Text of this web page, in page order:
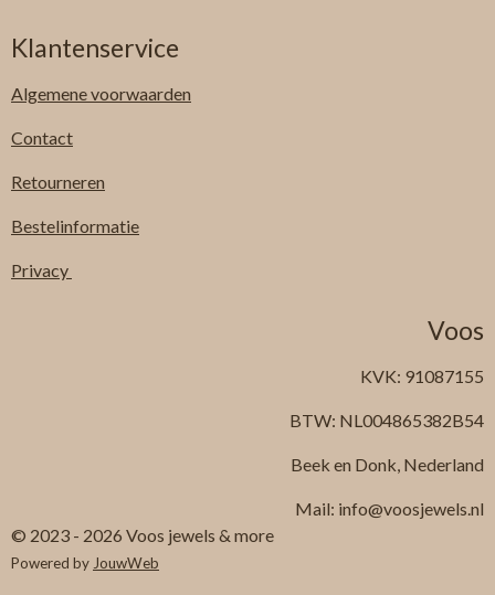
Klantenservice
Algemenevoorwaarden
Contact
Retourneren
Bestelinformatie
Privacy
Voos
KVK: 91087155
BTW: NL004865382B54
Beek en Donk, Nederland
Mail: info@voosjewels.nl
© 2023 - 2026 Voos jewels & more
Powered byJouwWeb